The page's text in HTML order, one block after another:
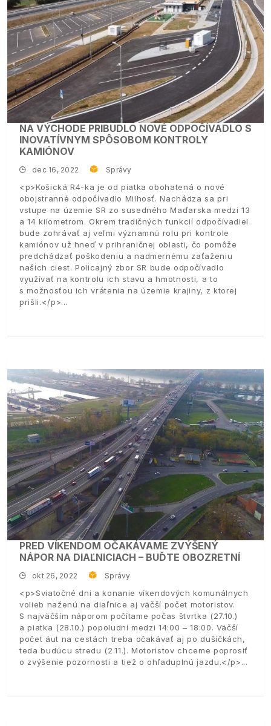
NA VÝCHODE PRIBUDLO NOVÉ ODPOČÍVADLO S
INOVATÍVNYM SPÔSOBOM KONTROLY
KAMIÓNOV
dec 16, 2022 Správy
<p>Košická R4-ka je od piatka obohatená o nové
obojstranné odpočívadlo Milhosť. Nachádza sa pri
vstupe na územie SR zo susedného Maďarska medzi 13
a 14 kilometrom. Okrem tradičných funkcií odpočívadiel
bude zohrávať aj veľmi významnú rolu pri kontrole
kamiónov už hneď v prihraničnej oblasti, čo pomôže
predchádzať poškodeniu a nadmernému zaťaženiu
našich ciest. Policajný zbor SR bude odpočívadlo
využívať na kontrolu ich stavu a hmotnosti, a to
s možnosťou ich vrátenia na územie krajiny, z ktorej
prišli.</p>
PRED VÍKENDOM OČAKÁVAME ZVÝŠENÝ
NÁPOR NA DIAĽNICIACH – BUĎTE OBOZRETNÍ
okt 26, 2022 Správy
<p>Sviatočné dni a konanie víkendových komunálnych
volieb naženú na diaľnice aj väčší počet motoristov.
S najväčším náporom počítame počas štvrtka (27.10.)
a piatka (28.10.) popoludní medzi 14:00 – 18:00. Väčší
počet áut na cestách treba očakávať aj po dušičkách,
teda budúcu stredu (2.11.). Motoristov chceme poprosiť
o zvýšenie pozornosti a tiež o ohľaduplnú jazdu.</p>